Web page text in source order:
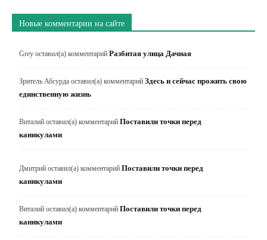
Новые комментарии на сайте
Grey оставил(а) комментарий Разбитая улица Дачная
Зритель Абсурда оставил(а) комментарий Здесь и сейчас прожить свою
единственную жизнь
Виталий оставил(а) комментарий Поставили точки перед
каникулами
Дмитрий оставил(а) комментарий Поставили точки перед
каникулами
Виталий оставил(а) комментарий Поставили точки перед
каникулами